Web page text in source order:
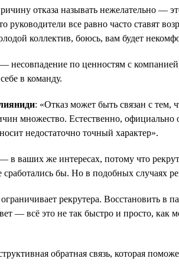
отказа называть нежелательно —
руководители все равно часто ставят
коллектив, боюсь, вам будет
несовпадение по ценностям с
в команду.
: «Отказ может быть связан с
множество. Естественно, официально
недостаточно точный характер».
в ваших же интересах, потому что
сработались бы. Но в подобных случаях
рекрутера. Восстановить в
— всё это не так быстро и просто, как
обратная связь, которая